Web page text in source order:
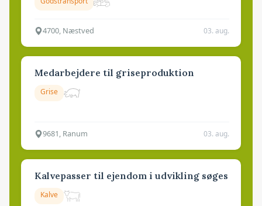
4700, Næstved 03. aug.
Medarbejdere til griseproduktion
Grise
9681, Ranum 03. aug.
Kalvepasser til ejendom i udvikling søges
Kalve